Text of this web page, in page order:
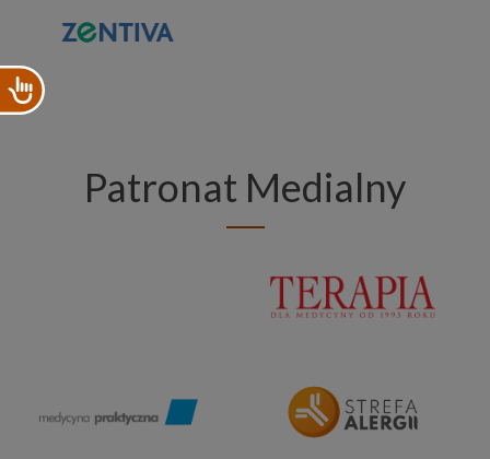
Dostępność
Patronat Medialny